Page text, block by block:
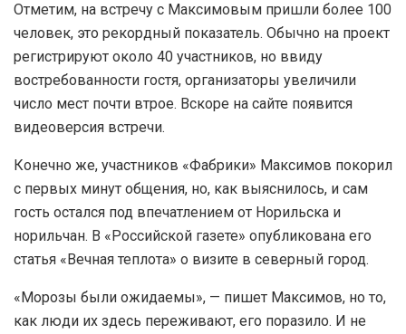
Отметим, на встречу с Максимовым пришли более 100
человек, это рекордный показатель. Обычно на проект
регистрируют около 40 участников, но ввиду
востребованности гостя, организаторы увеличили
число мест почти втрое. Вскоре на сайте появится
видеоверсия встречи.
Конечно же, участников «Фабрики» Максимов покорил
с первых минут общения, но, как выяснилось, и сам
гость остался под впечатлением от Норильска и
норильчан. В «Российской газете» опубликована его
статья «Вечная теплота» о визите в северный город.
«Морозы были ожидаемы», — пишет Максимов, но то,
как люди их здесь переживают, его поразило. И не